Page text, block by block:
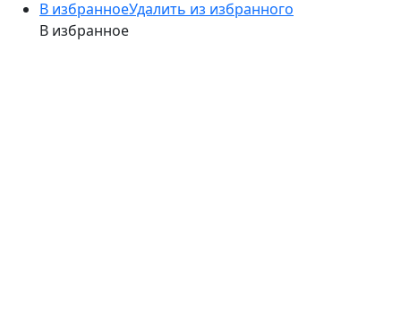
В избранноеУдалить из избранного
В избранное